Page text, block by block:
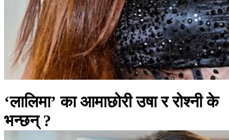
‘लालिमा’ का आमाछोरी उषा र रोश्नी के
भन्छन् ?